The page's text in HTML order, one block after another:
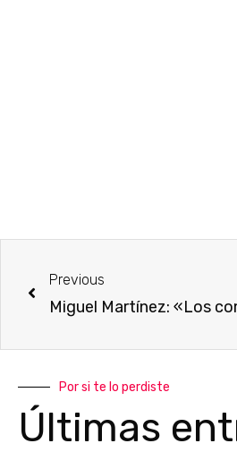
Previous
Por si te lo perdiste
Últimas